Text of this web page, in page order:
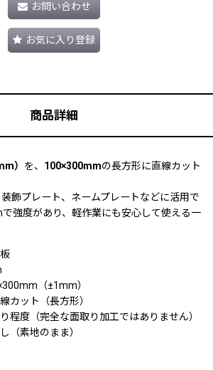
お問い合わせ
お気に入り登録
商品詳細
） を、 100×300mmの長方形に直線カット
飾プレート、ネームプレートなどに活用で
強度があり、軽作業にも安心して使える一
（±1mm）
カット（長方形）
程度（完全な面取り加工ではありません）
（素地のまま）